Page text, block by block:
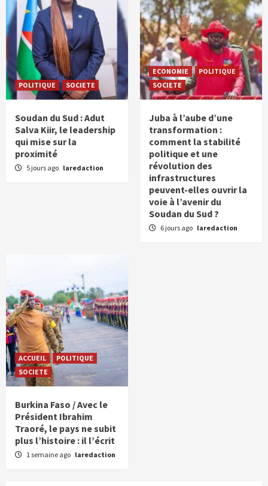
POLITIQUE SOCIETE
Soudan du Sud : Adut
Salva Kiir, le leadership
qui mise sur la
proximité
5 jours ago laredaction
ECONOMIE
POLITIQUE
SOCIETE
Juba à l’aube d’une
transformation :
comment la stabilité
politique et une
révolution des
infrastructures
peuvent-elles ouvrir la
voie à l’avenir du
Soudan du Sud ?
6 jours ago laredaction
ACCUEIL
POLITIQUE
SOCIETE
Burkina Faso / Avec le
Président Ibrahim
Traoré, le pays ne subit
plus l’histoire : il l’écrit
1 semaine ago laredaction